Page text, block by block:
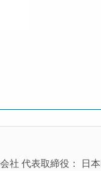
社 代表取締役： 日